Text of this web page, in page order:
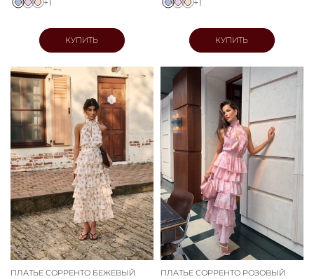
КУПИТЬ КУПИТЬ
ПЛАТЬЕ СОРРЕНТО БЕЖЕВЫЙ
ПЛАТЬЕ СОРРЕНТО РОЗОВЫЙ